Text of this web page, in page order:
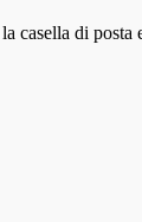
casella di posta